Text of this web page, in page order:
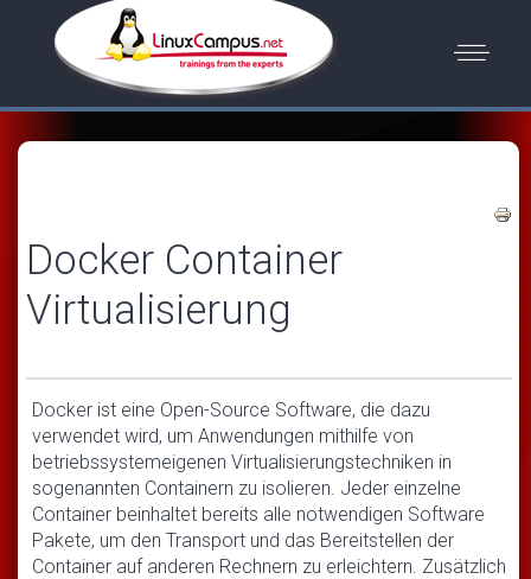
Docker Container
Virtualisierung
Docker ist eine Open-Source Software, die dazu
verwendet wird, um Anwendungen mithilfe von
betriebssystemeigenen Virtualisierungstechniken in
sogenannten Containern zu isolieren. Jeder einzelne
Container beinhaltet bereits alle notwendigen Software
Pakete, um den Transport und das Bereitstellen der
Container auf anderen Rechnern zu erleichtern. Zusätzlich